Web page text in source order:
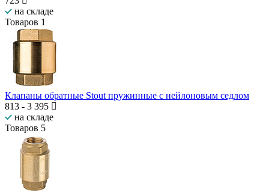
на складе
Товаров 1
Клапаны обратные Stout пружинные с нейлоновым седлом
813 - 3 395
на складе
Товаров 5